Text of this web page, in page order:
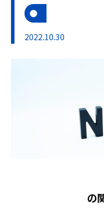
2022.10.30
の